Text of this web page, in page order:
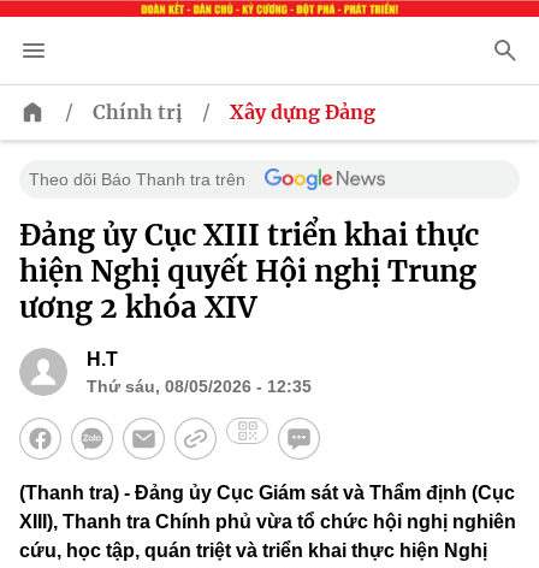
/ Chính trị / Xây dựng Đảng
Theo dõi Báo Thanh tra trên
Đảng ủy Cục XIII triển khai thực
hiện Nghị quyết Hội nghị Trung
ương 2 khóa XIV
H.T
Thứ sáu, 08/05/2026 - 12:35
(Thanh tra) - Đảng ủy Cục Giám sát và Thẩm định (Cục
XIII), Thanh tra Chính phủ vừa tổ chức hội nghị nghiên
cứu, học tập, quán triệt và triển khai thực hiện Nghị